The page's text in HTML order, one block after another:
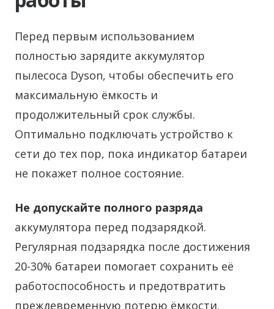
Перед первым использованием
полностью зарядите аккумулятор
пылесоса Dyson, чтобы обеспечить его
максимальную ёмкость и
продолжительный срок службы.
Оптимально подключать устройство к
сети до тех пор, пока индикатор батареи
не покажет полное состояние.
Не допускайте полного разряда
аккумулятора перед подзарядкой.
Регулярная подзарядка после достижения
20-30% батареи помогает сохранить её
работоспособность и предотвратить
преждевременную потерю ёмкости.